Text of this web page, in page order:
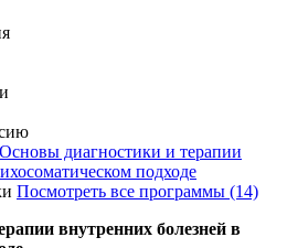
Основы диагностики и терапии
подходе
Посмотреть все программы (14)
внутренних болезней в